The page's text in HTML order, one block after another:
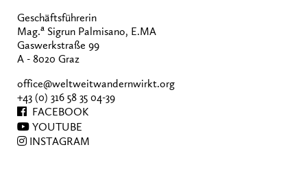
Geschäftsführerin
Mag.a Sigrun Palmisano, E.MA
Gaswerkstraße 99
A - 8020 Graz
office@weltweitwandernwirkt.org
+43 (0) 316 58 35 04-39
FACEBOOK
YOUTUBE
INSTAGRAM